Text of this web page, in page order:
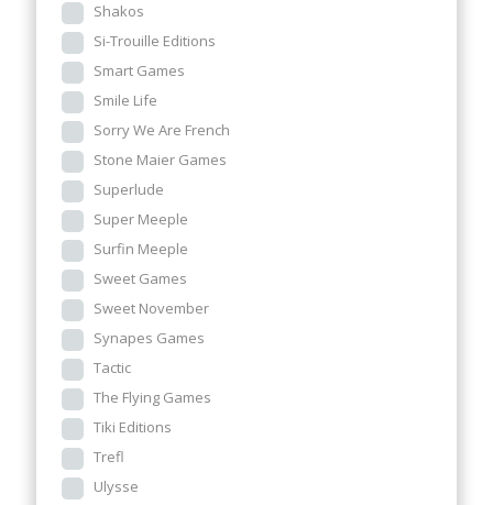
Shakos
Si-Trouille Editions
Smart Games
Smile Life
Sorry We Are French
Stone Maier Games
Superlude
Super Meeple
Surfin Meeple
Sweet Games
Sweet November
Synapes Games
Tactic
The Flying Games
Tiki Editions
Trefl
Ulysse